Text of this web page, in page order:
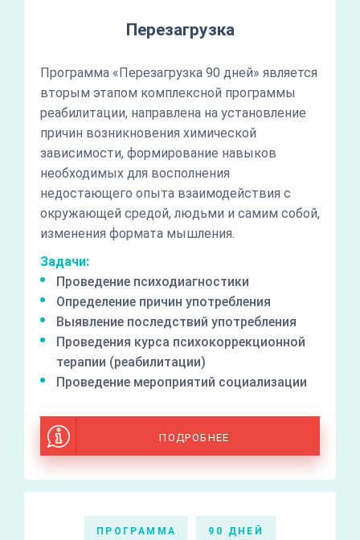
Перезагрузка
Программа «Перезагрузка 90 дней» является
вторым этапом комплексной программы
реабилитации, направлена на установление
причин возникновения химической
зависимости, формирование навыков
необходимых для восполнения
недостающего опыта взаимодействия с
окружающей средой, людьми и самим собой,
изменения формата мышления.
Задачи:
Проведение психодиагностики
Определение причин употребления
Выявление последствий употребления
Проведения курса психокоррекционной
терапии (реабилитации)
Проведение мероприятий социализации
ПОДРОБНЕЕ
ПРОГРАММА 90 ДНЕЙ